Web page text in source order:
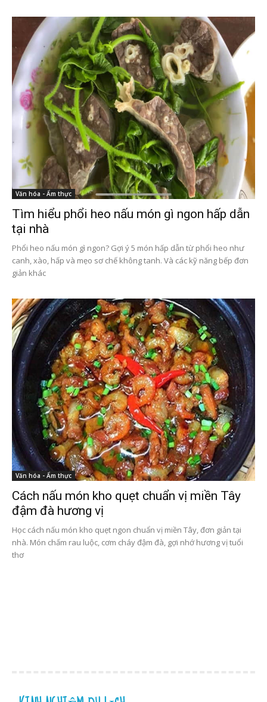
Văn hóa - Ẩm thực
Tìm hiểu phổi heo nấu món gì ngon hấp dẫn
tại nhà
Phổi heo nấu món gì ngon? Gợi ý 5 món hấp dẫn từ phổi heo như
canh, xào, hấp và mẹo sơ chế không tanh. Và các kỹ năng bếp đơn
giản khác
Văn hóa - Ẩm thực
Cách nấu món kho quẹt chuẩn vị miền Tây
đậm đà hương vị
Học cách nấu món kho quẹt ngon chuẩn vị miền Tây, đơn giản tại
nhà. Món chấm rau luộc, cơm cháy đậm đà, gợi nhớ hương vị tuổi
thơ